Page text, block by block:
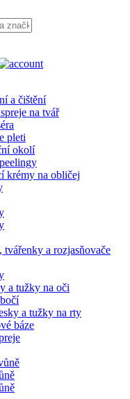
a čištění
na tvář
pleti
okolí
krémy na obličej
tvářenky a rozjasňovače
a tužky na oči
a tužky na rty
báze